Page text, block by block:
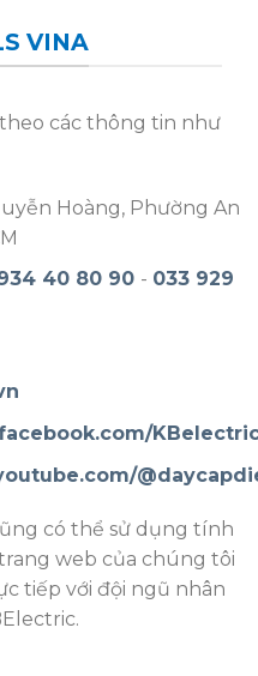
VINA
các thông tin như
Hoàng, Phường An
40 80 90 - 033 929
có thể sử dụng tính
web của chúng tôi
tiếp với đội ngũ nhân